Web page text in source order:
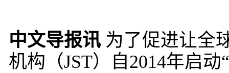
中文导报讯 为了促进让全
机构（JST）自2014年启